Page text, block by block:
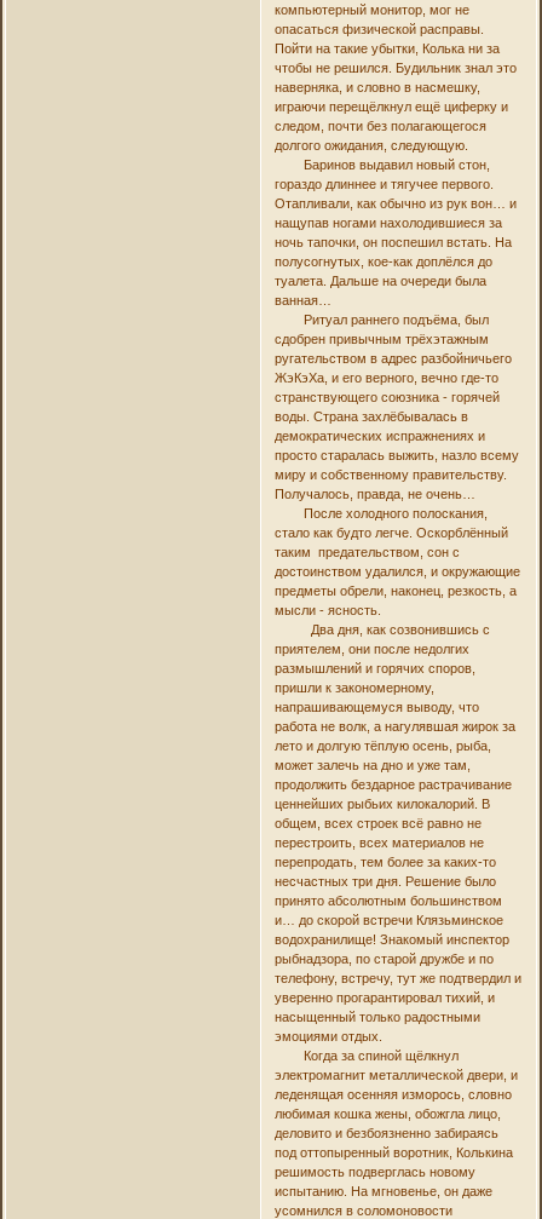
компьютерный монитор, мог не
опасаться физической расправы.
Пойти на такие убытки, Колька ни за
чтобы не решился. Будильник знал это
наверняка, и словно в насмешку,
играючи перещёлкнул ещё циферку и
следом, почти без полагающегося
долгого ожидания, следующую.
Баринов выдавил новый стон,
гораздо длиннее и тягучее первого.
Отапливали, как обычно из рук вон… и
нащупав ногами нахолодившиеся за
ночь тапочки, он поспешил встать. На
полусогнутых, кое-как доплёлся до
туалета. Дальше на очереди была
ванная…
Ритуал раннего подъёма, был
сдобрен привычным трёхэтажным
ругательством в адрес разбойничьего
ЖэКэХа, и его верного, вечно где-то
странствующего союзника - горячей
воды. Страна захлёбывалась в
демократических испражнениях и
просто старалась выжить, назло всему
миру и собственному правительству.
Получалось, правда, не очень…
После холодного полоскания,
стало как будто легче. Оскорблённый
таким предательством, сон с
достоинством удалился, и окружающие
предметы обрели, наконец, резкость, а
мысли - ясность.
Два дня, как созвонившись с
приятелем, они после недолгих
размышлений и горячих споров,
пришли к закономерному,
напрашивающемуся выводу, что
работа не волк, а нагулявшая жирок за
лето и долгую тёплую осень, рыба,
может залечь на дно и уже там,
продолжить бездарное растрачивание
ценнейших рыбьих килокалорий. В
общем, всех строек всё равно не
перестроить, всех материалов не
перепродать, тем более за каких-то
несчастных три дня. Решение было
принято абсолютным большинством
и… до скорой встречи Клязьминское
водохранилище! Знакомый инспектор
рыбнадзора, по старой дружбе и по
телефону, встречу, тут же подтвердил и
уверенно прогарантировал тихий, и
насыщенный только радостными
эмоциями отдых.
Когда за спиной щёлкнул
электромагнит металлической двери, и
леденящая осенняя изморось, словно
любимая кошка жены, обожгла лицо,
деловито и безбоязненно забираясь
под оттопыренный воротник, Колькина
решимость подверглась новому
испытанию. На мгновенье, он даже
усомнился в соломоновости